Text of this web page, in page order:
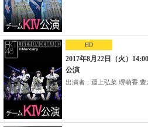
HD
2017年8月22日（火）
公演
出演者：運上弘菜 堺萌香 豊